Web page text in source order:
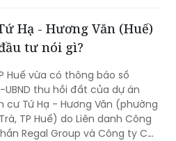
cán bộ đủ phẩm chất, năng
nhiệm, đưa các chủ trương
rõ nét trong phát triển kinh
và nâng cao đời sống Nhân
Hạ - Hương Văn (Huế)
tư nói gì?
Huế vừa có thông báo số
UBND thu hồi đất của dự án
cư Tứ Hạ - Hương Văn (phường
TP Huế) do Liên danh Công
Regal Group và Công ty Cổ